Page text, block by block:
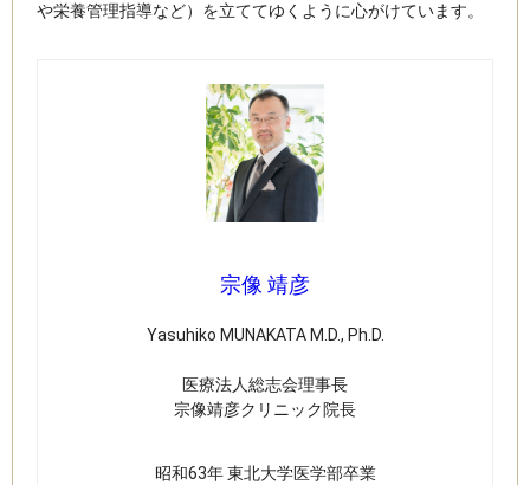
や栄養管理指導など）を立ててゆくように心がけています。
宗像 靖彦
Yasuhiko MUNAKATA M.D., Ph.D.
​医療法人総志会理事長
宗像靖彦クリニック​院長
昭和63年 東北大学医学部卒業​